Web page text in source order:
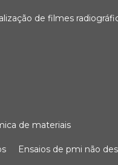
de filmes
de materiais
ensaios de pmi não